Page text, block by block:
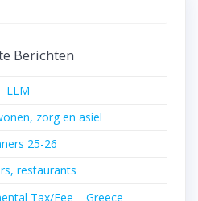
Berichten
LLM
zorg en asiel
25-26
restaurants
Tax/Fee – Greece